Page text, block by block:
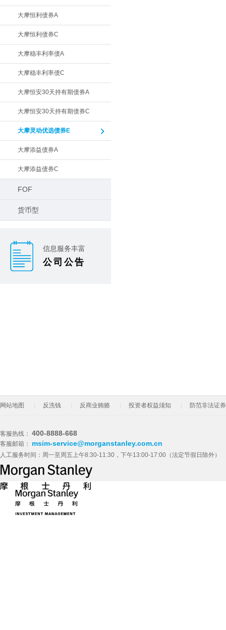
大摩恒利债券A
大摩恒利债券C
大摩稳丰利率债A
大摩稳丰利率债C
大摩恒安30天持有期债券A
大摩恒安30天持有期债券C
大摩灵动优选债券E
大摩添益债券A
大摩添益债券C
FOF
货币型
信息服务丰富
公司公告
网站地图 反洗钱 反商业贿赂 投资者权益须知 防范非法证
客服热线： 400-8888-668
客服邮箱： msim-service@morganstanley.com.cn
人工服务时间：周一至周五上午8:30-11:30，下午13:00-17:00（法定节假日除外）